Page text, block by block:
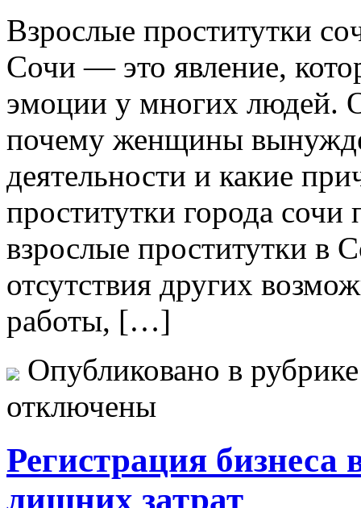
Взрoслыe прoститутки
Сочи — это явление,
эмоции у многих людей.
почему женщины
деятельности и какие
проститутки города
взрослые проститутки в
отсутствия других
работы, […]
Опубликовано в
отключены
Регистрация
лишних затрат